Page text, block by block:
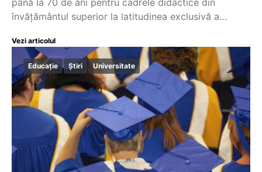
până la 70 de ani pentru cadrele didactice din
învățământul superior la latitudinea exclusivă a…
Vezi articolul
Educație Știri Universitate